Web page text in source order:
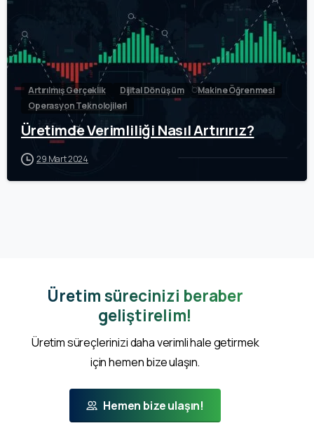
Artırılmış Gerçeklik Dijital Dönüşüm
Makine Öğrenmesi
Operasyon Teknolojileri
Üretimde Verimliliği Nasıl Artırırız?
29 Mart 2024
Üretim sürecinizi beraber
geliştirelim!
Üretim süreçlerinizi daha verimli hale getirmek
için hemen bize ulaşın.
Hemen bize ulaşın!